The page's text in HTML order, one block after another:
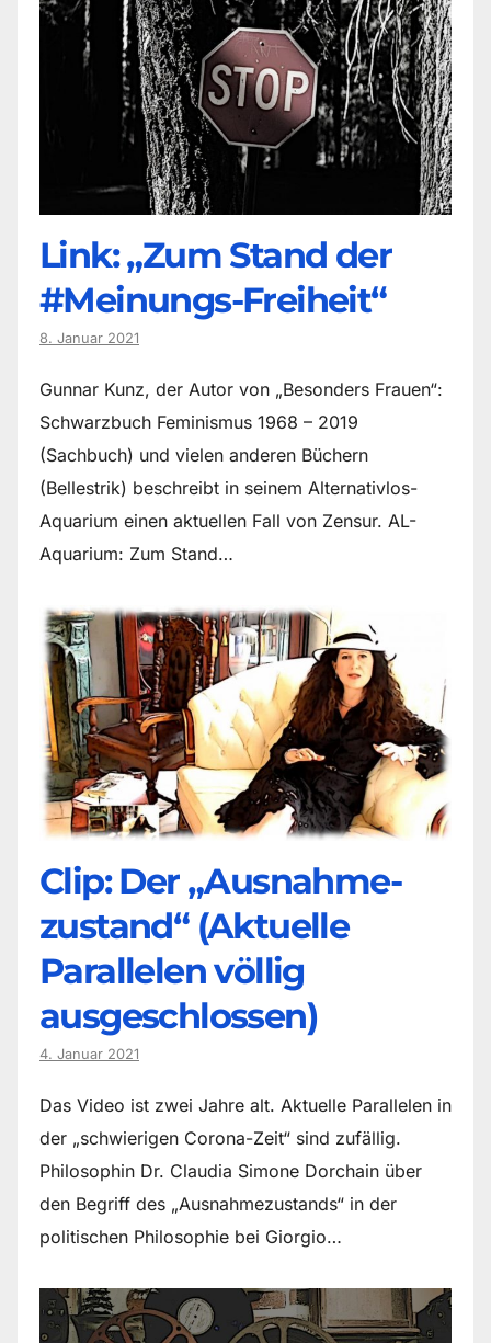
Link: „Zum Stand der
#Meinungs-Freiheit“
8. Januar 2021
Gunnar Kunz, der Autor von „Besonders Frauen“:
Schwarzbuch Feminismus 1968 – 2019
(Sachbuch) und vielen anderen Büchern
(Bellestrik) beschreibt in seinem Alternativlos-
Aquarium einen aktuellen Fall von Zensur. AL-
Aquarium: Zum Stand…
Clip: Der „Ausnahme-
zustand“ (Aktuelle
Parallelen völlig
ausgeschlossen)
4. Januar 2021
Das Video ist zwei Jahre alt. Aktuelle Parallelen in
der „schwierigen Corona-Zeit“ sind zufällig.
Philosophin Dr. Claudia Simone Dorchain über
den Begriff des „Ausnahmezustands“ in der
politischen Philosophie bei Giorgio…